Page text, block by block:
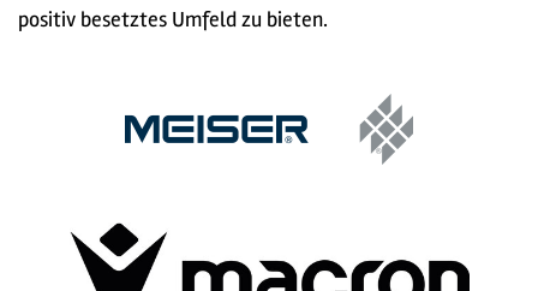
positiv besetztes Umfeld zu bieten.